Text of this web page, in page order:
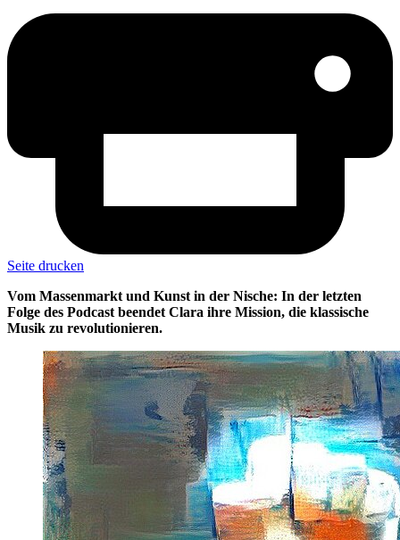
Seite drucken
Vom Massenmarkt und Kunst in der Nische: In der letzten
Folge des Podcast beendet Clara ihre Mission, die klassische
Musik zu revolutionieren.